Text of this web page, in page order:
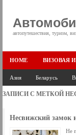
автопутешествия, туризм,
HOME ВИЗОВАЯ
Азия Беларусь
ЗАПИСИ С МЕТКОЙ
Несвижский замок
Не